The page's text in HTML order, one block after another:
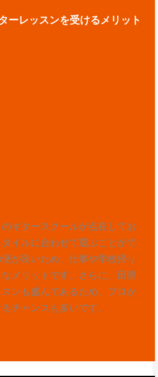
ーレッスンを受けるメリット
ギタースクールが点在してお
イルに合わせて選ぶことがで
が良いため、仕事や学校帰り
メリットです。さらに、田県
ンも盛んであるため、プロか
チャンスも多いです。